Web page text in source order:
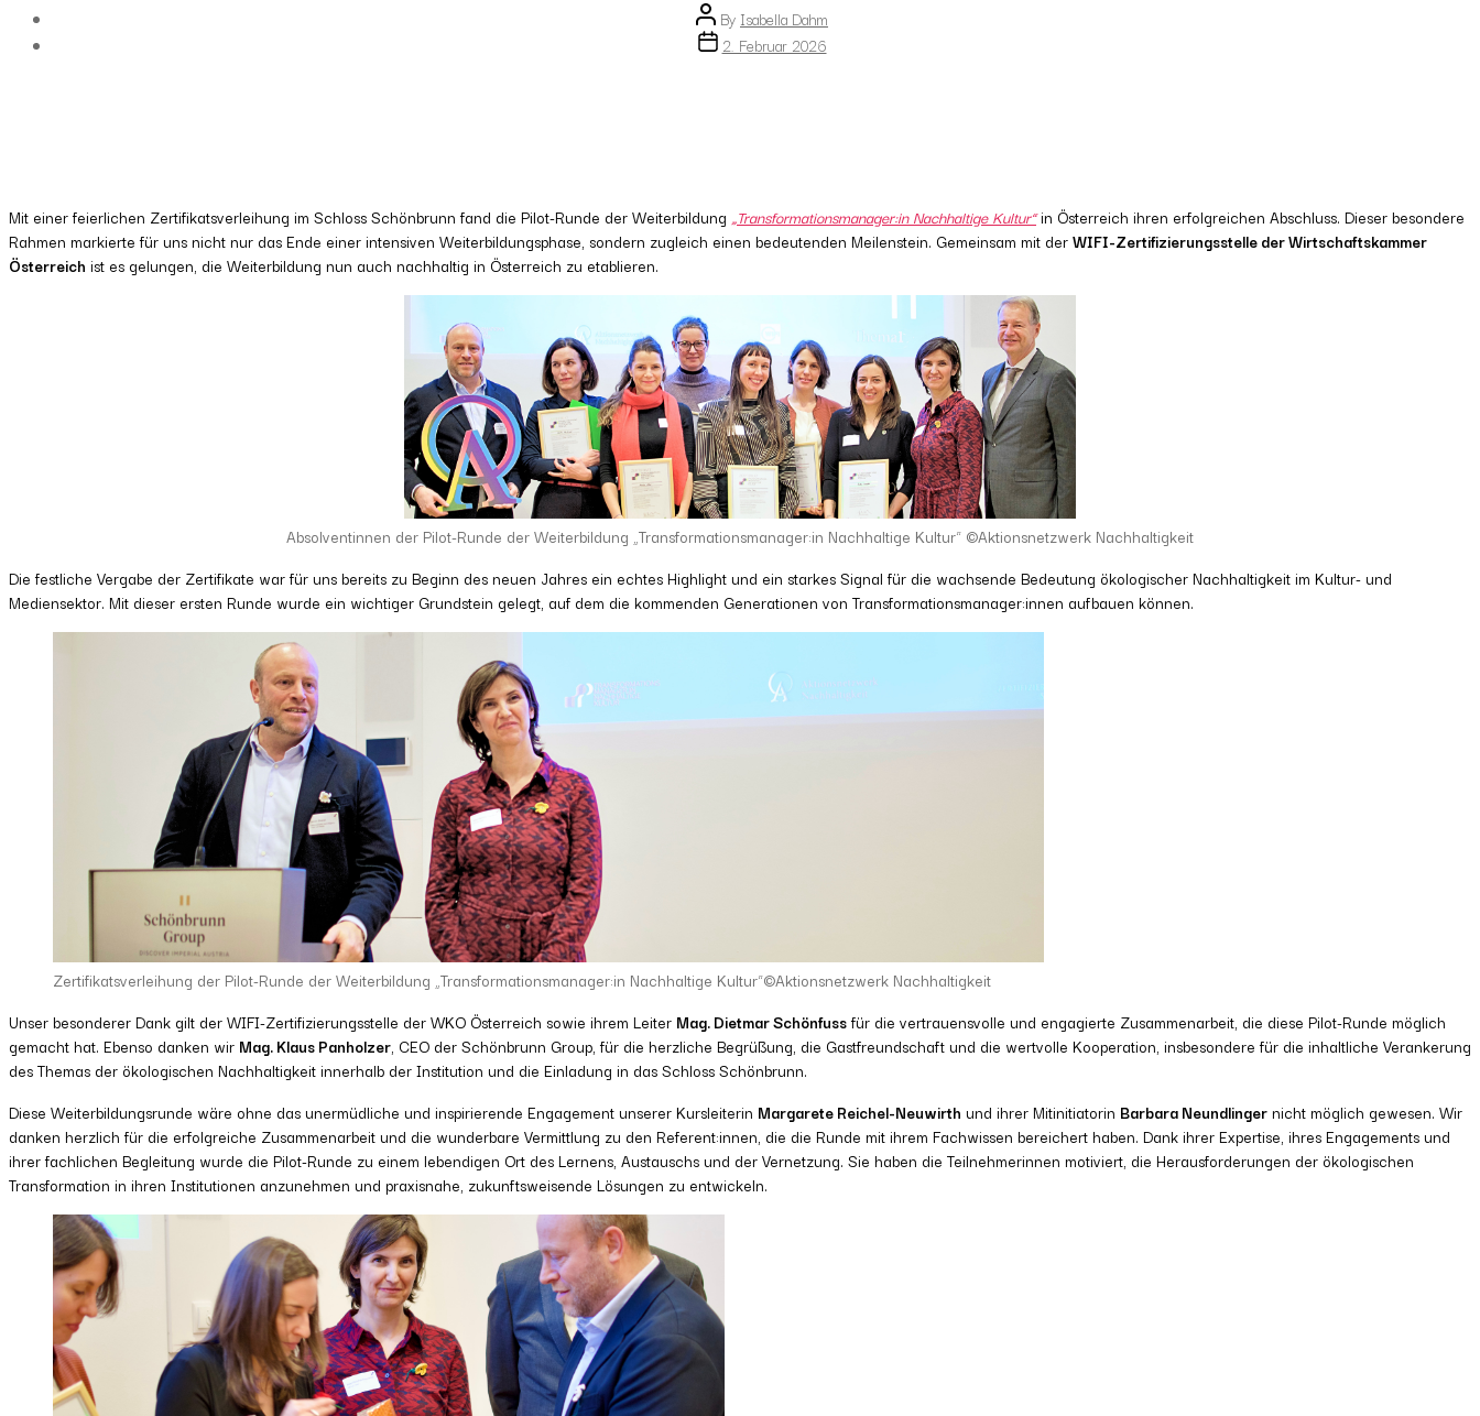
Post
author
By Isabella Dahm
Post2. Februar 2026
Mit einer feierlichen Zertifikatsverleihung im Schloss Schönbrunn fand die Pilot-Runde der Weiterbildung „Transformationsmanager:in Nachhaltige Kultur“in Österreich ihren erfolgreichen Abschluss. Dieser besondere
Rahmen markierte für uns nicht nur das Ende einer intensiven Weiterbildungsphase, sondern zugleich einen bedeutenden Meilenstein. Gemeinsam mit derWIFI-Zertifizierungsstelle der Wirtschaftskammer
Österreich ist es gelungen, die Weiterbildung nun auch nachhaltig in Österreich zu etablieren.
Absolventinnen der Pilot-Runde der Weiterbildung „Transformationsmanager:in Nachhaltige Kultur“ ©Aktionsnetzwerk Nachhaltigkeit
Die festliche Vergabe der Zertifikate war für uns bereits zu Beginn des neuen Jahres ein echtes Highlight und ein starkes Signal für die wachsende Bedeutung ökologischer Nachhaltigkeit im Kultur- und
Mediensektor. Mit dieser ersten Runde wurde ein wichtiger Grundstein gelegt, auf dem die kommenden Generationen von Transformationsmanager:innen aufbauen können.
Zertifikatsverleihung der Pilot-Runde der Weiterbildung „Transformationsmanager:in Nachhaltige Kultur“©Aktionsnetzwerk Nachhaltigkeit
Unser besonderer Dank gilt der WIFI-Zertifizierungsstelle der WKO Österreich sowie ihrem Leiter Mag. Dietmar Schönfussfür die vertrauensvolle und engagierte Zusammenarbeit, die diese Pilot-Runde möglich
gemacht hat. Ebenso danken wir Mag. Klaus Panholzer, CEO der Schönbrunn Group, für die herzliche Begrüßung, die Gastfreundschaft und die wertvolle Kooperation, insbesondere für die inhaltliche Verankerung
des Themas der ökologischen Nachhaltigkeit innerhalb der Institution und die Einladung in das Schloss Schönbrunn.
Diese Weiterbildungsrunde wäre ohne das unermüdliche und inspirierende Engagement unserer Kursleiterin Margarete Reichel-Neuwirth und ihrer Mitinitiatorin Barbara Neundlingernicht möglich gewesen. Wir
danken herzlich für die erfolgreiche Zusammenarbeit und die wunderbare Vermittlung zu den Referent:innen, die die Runde mit ihrem Fachwissen bereichert haben. Dank ihrer Expertise, ihres Engagements und
ihrer fachlichen Begleitung wurde die Pilot-Runde zu einem lebendigen Ort des Lernens, Austauschs und der Vernetzung. Sie haben die Teilnehmerinnen motiviert, die Herausforderungen der ökologischen
Transformation in ihren Institutionen anzunehmen und praxisnahe, zukunftsweisende Lösungen zu entwickeln.